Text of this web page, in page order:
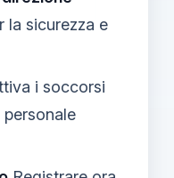
la sicurezza e
i soccorsi